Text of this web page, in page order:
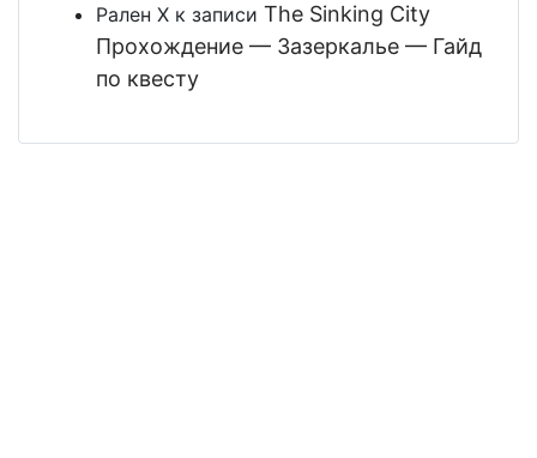
Рален Х к записи The Sinking City
Прохождение — Зазеркалье — Гайд
по квесту